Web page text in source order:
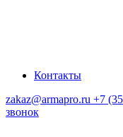
Контакты
zakaz@armapro.ru +7
звонок